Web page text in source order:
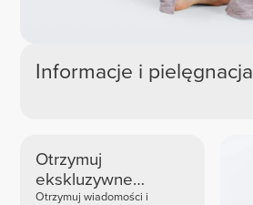
Informacje i pielęgnacja
Otrzymuj
ekskluzywne
nowości i oferty
Otrzymuj wiadomości i